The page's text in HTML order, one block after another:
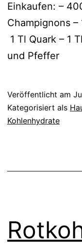
Einkaufen: –
Champignons –
1 Tl Quark – 1
und Pfeffer
Veröffentlicht am
Kategorisiert als
Kohlenhydrate